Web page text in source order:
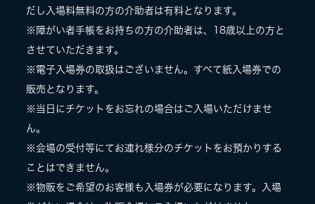
だし入場料無料の方の介助者は有料となります。
※障がい者手帳をお持ちの方の介助者は、18歳以上の方と
させていただきます。
※電子入場券の取扱はございません。すべて紙入場券での
販売となります。
※当日にチケットをお忘れの場合はご入場いただけませ
ん。
※会場の受付等にてお連れ様分のチケットをお預かりする
ことはできません。
※物販をご希望のお客様も入場券が必要になります。入場